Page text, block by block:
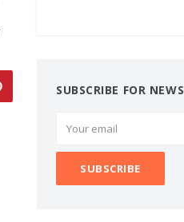
SUBSCRIBE FOR NEWS